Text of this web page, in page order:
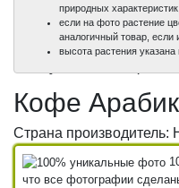
100%
100%
природных
если на фото растение
аналогичный товар,
высота растения
Кофе
Страна производитель:
что все фотографии